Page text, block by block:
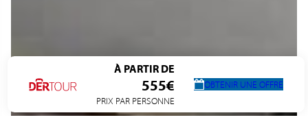
À PARTIR DE
555€
PRIX PAR PERSONNE
OBTENIR UNE OFFRE